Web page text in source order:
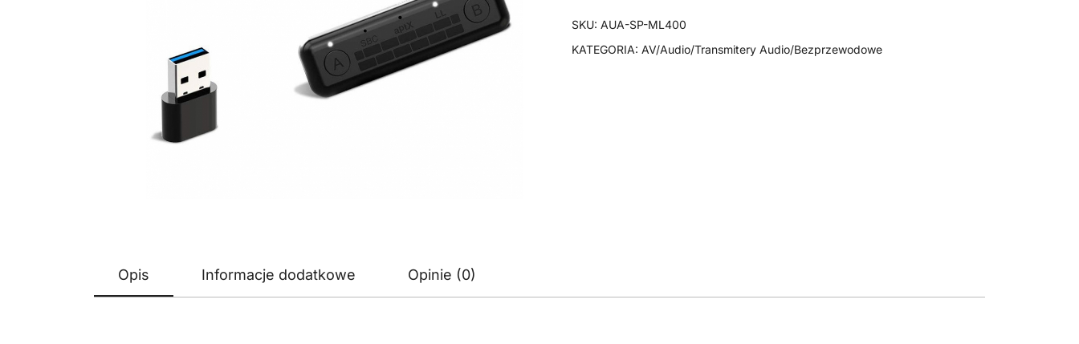
SKU: AUA-SP-ML400
KATEGORIA: AV/Audio/Transmitery Audio/Bezprzewodowe
Opis Informacje dodatkowe Opinie (0)